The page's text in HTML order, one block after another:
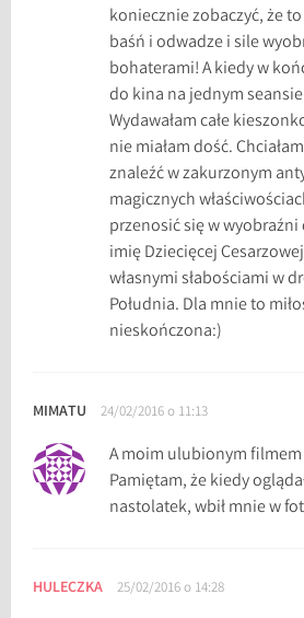
koniecznie zobaczyć, że
baśń i odwadze i sile
bohaterami! A kiedy w
do kina na jednym
Wydawałam całe
nie miałam dość.
znaleźć w zakurzonym
magicznych
przenosić się w
imię Dziecięcej
własnymi słabościami w
Południa. Dla mnie to
nieskończona:)
MIMATU 24/02/2016 o 11:13
A moim ulubionym filmem
Pamiętam, że kiedy
nastolatek, wbił mnie w
HULECZKA 25/02/2016 o 14:28